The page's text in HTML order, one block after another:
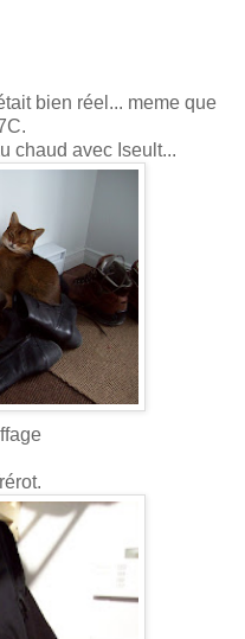
bien réel... meme que
chaud avec Iseult...